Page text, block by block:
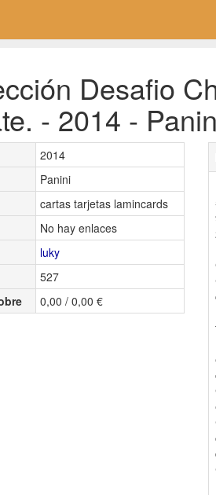
Desafio
- 2014 -
2014
Panini
cartas tarjetas lamincards
No hay enlaces
luky
527
0,00 / 0,00 €